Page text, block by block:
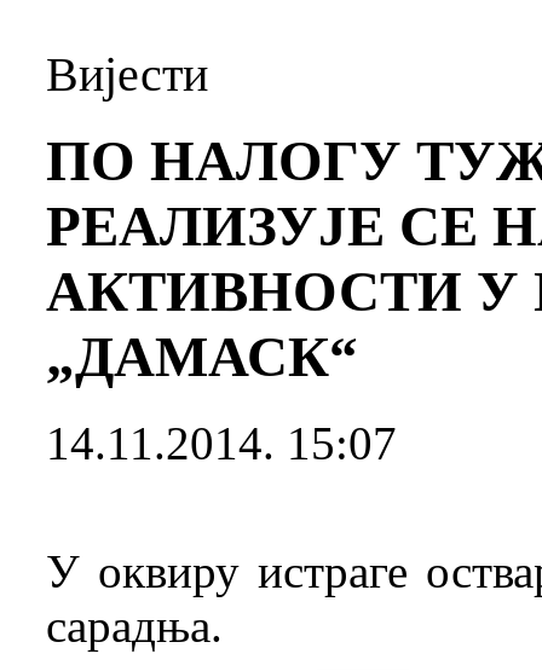
Вијести
ПО НАЛОГУ
РЕАЛИЗУЈЕ СЕ
АКТИВНОСТИ У
„ДАМАСК“
14.11.2014. 15:07
У оквиру истраге
сарадња.